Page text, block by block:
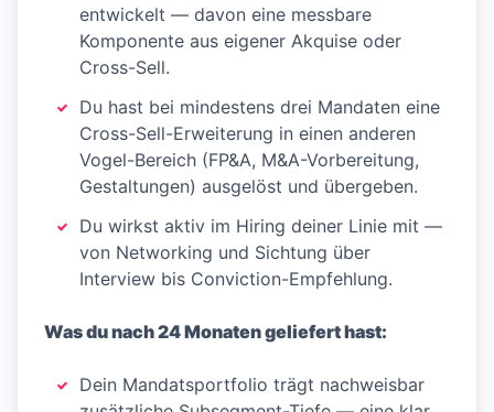
entwickelt — davon eine messbare
Komponente aus eigener Akquise oder
Cross-Sell.
Du hast bei mindestens drei Mandaten eine
Cross-Sell-Erweiterung in einen anderen
Vogel-Bereich (FP&A, M&A-Vorbereitung,
Gestaltungen) ausgelöst und übergeben.
Du wirkst aktiv im Hiring deiner Linie mit —
von Networking und Sichtung über
Interview bis Conviction-Empfehlung.
Was du nach 24 Monaten geliefert hast:
Dein Mandatsportfolio trägt nachweisbar